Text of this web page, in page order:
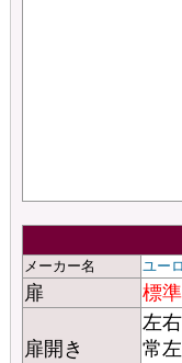
メーカー名 ユー
扉 標
扉開き
左
常